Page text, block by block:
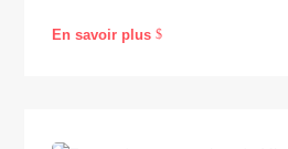
En savoir plus $